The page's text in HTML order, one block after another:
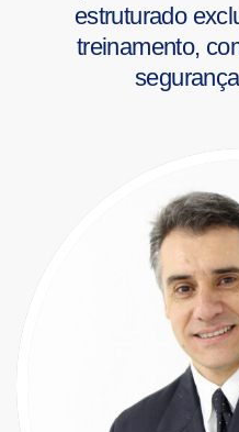
estruturado
treinamento,